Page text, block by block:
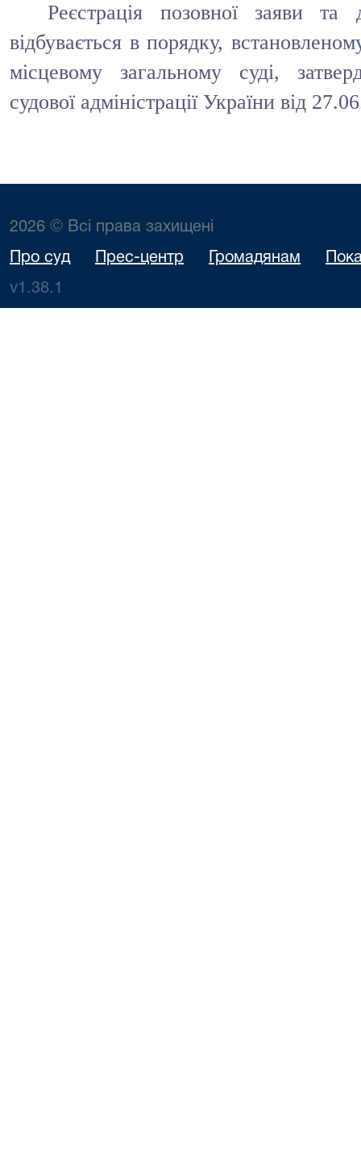
Реєстрація позовної заяви
відбувається в порядку,
місцевому загальному суді,
судової адміністрації України від
2026 © Всі права захищені
Про суд Прес-центр Громадянам
v1.38.1